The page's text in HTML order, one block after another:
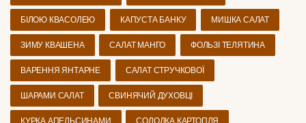
БІЛОЮ КВАСОЛЕЮ КАПУСТА БАНКУ МИШКА САЛАТ
ЗИМУ КВАШЕНА САЛАТ МАНГО ФОЛЬЗІ ТЕЛЯТИНА
ВАРЕННЯ ЯНТАРНЕ САЛАТ СТРУЧКОВОЇ
ШАРАМИ САЛАТ СВИНЯЧИЙ ДУХОВЦІ
КУРКА АПЕЛЬСИНАМИ СОЛОДКА КАРТОПЛЯ